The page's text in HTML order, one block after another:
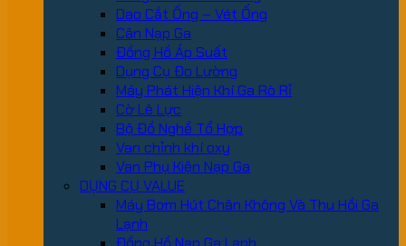
Dao Cắt Ống – Vét Ống
Cân Nạp Ga
Đồng Hồ Áp Suất
Dụng Cụ Đo Lường
Máy Phát Hiện Khí Ga Rò Rỉ
Cờ Lê Lực
Bộ Đồ Nghề Tổ Hợp
Van chỉnh khí oxy
Van Phụ Kiện Nạp Ga
DỤNG CỤ VALUE
Máy Bơm Hút Chân Không Và Thu Hồi Ga
Lạnh